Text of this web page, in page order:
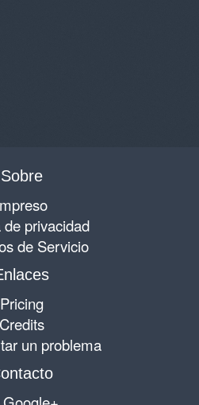
Sobre
de privacidad
de Servicio
Pricing
Credits
un problema